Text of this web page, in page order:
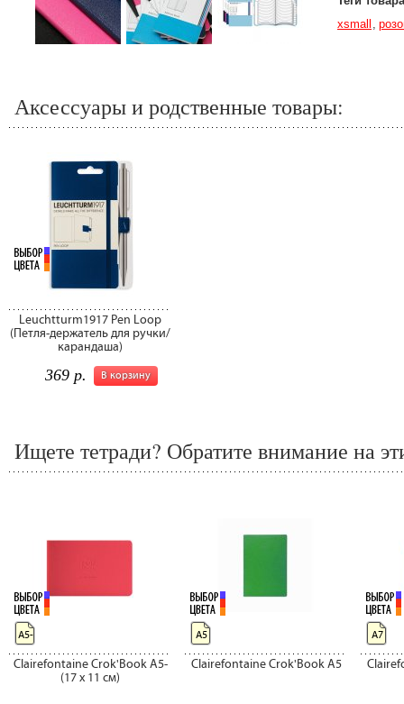
xsmall
Аксессуары и родственные товары:
Leuchtturm1917 Pen Loop
(Петля-держатель для ручки/
карандаша)
В корзину
369 р.
Ищете тетради? Обратите внимание на
Clairefontaine Crok'Book A5-
(17 x 11 см)
А5-
Clairefontaine Crok'Book A5
А5 А7